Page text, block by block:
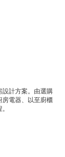
計方案。由選購
電器、以至廚櫃